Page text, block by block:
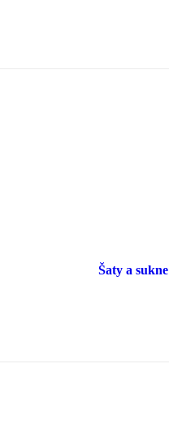
Šaty a sukne